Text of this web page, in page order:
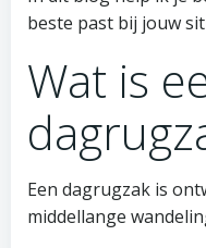
beste past bij jouw
Wat is
Een dagrugzak is
middellange